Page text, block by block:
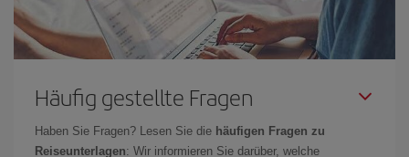
Häufig gestellte Fragen
Haben Sie Fragen? Lesen Sie die häufigen Fragen zu
Reiseunterlagen: Wir informieren Sie darüber, welche